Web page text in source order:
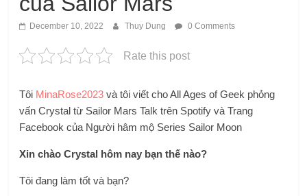
December 10, 2022 Thuy Dung 0 Comments
Rate this post
Tôi MinaRose2023 và tôi viết cho All Ages of Geek phỏng
vấn Crystal từ Sailor Mars Talk trên Spotify và Trang
Facebook của Người hâm mộ Series Sailor Moon
Xin chào Crystal hôm nay bạn thế nào?
Tôi đang làm tốt và bạn?